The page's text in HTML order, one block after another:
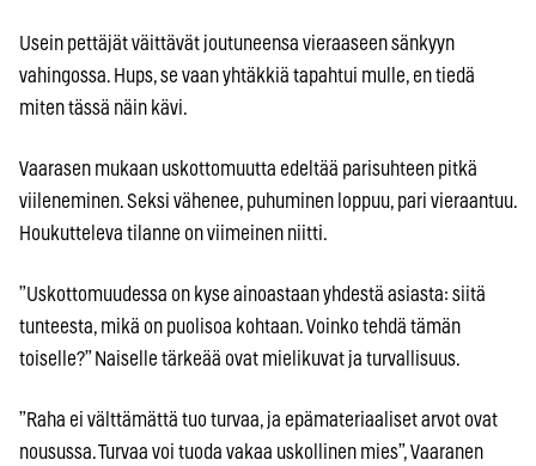
Usein pettäjät väittävät joutuneensa vieraaseen sänkyyn
vahingossa. Hups, se vaan yhtäkkiä tapahtui mulle, en tiedä
miten tässä näin kävi.
Vaarasen mukaan uskottomuutta edeltää parisuhteen pitkä
viileneminen. Seksi vähenee, puhuminen loppuu, pari vieraantuu.
Houkutteleva tilanne on viimeinen niitti.
”Uskottomuudessa on kyse ainoastaan yhdestä asiasta: siitä
tunteesta, mikä on puolisoa kohtaan. Voinko tehdä tämän
toiselle?” Naiselle tärkeää ovat mielikuvat ja turvallisuus.
”Raha ei välttämättä tuo turvaa, ja epämateriaaliset arvot ovat
nousussa. Turvaa voi tuoda vakaa uskollinen mies”, Vaaranen